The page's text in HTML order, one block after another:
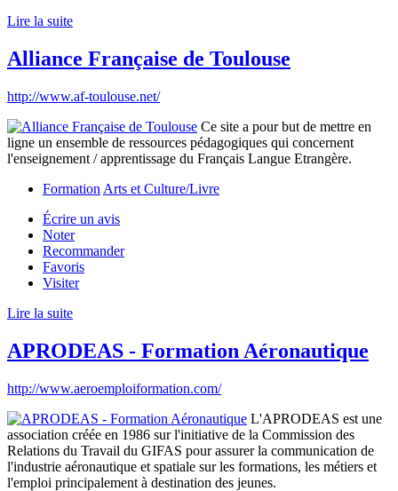
Lire la suite
Alliance Française de Toulouse
http://www.af-toulouse.net/
Ce site a pour but de mettre en
ligne un ensemble de ressources pédagogiques qui concernent
l'enseignement / apprentissage du Français Langue Etrangère.
Formation Arts et Culture/Livre
Écrire un avis
Noter
Recommander
Favoris
Visiter
Lire la suite
APRODEAS - Formation Aéronautique
http://www.aeroemploiformation.com/
L'APRODEAS est une
association créée en 1986 sur l'initiative de la Commission des
Relations du Travail du GIFAS pour assurer la communication de
l'industrie aéronautique et spatiale sur les formations, les métiers et
l'emploi principalement à destination des jeunes.